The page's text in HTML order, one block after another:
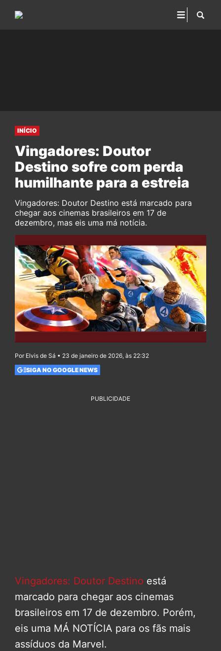
INÍCIO
Vingadores: Doutor
Destino sofre com perda
humilhante para a estreia
Vingadores: Doutor Destino está marcado para
chegar aos cinemas brasileiros em 17 de
dezembro, mas eis uma má notícia.
Por Elvis de Sá • 23 de janeiro de 2026, às 22:32
SIGA NO GOOGLE NEWS
PUBLICIDADE
Vingadores: Doutor Destino está
marcado para chegar aos cinemas
brasileiros em 17 de dezembro. Porém,
eis uma MÁ NOTÍCIA para os fãs mais
assíduos da Marvel.